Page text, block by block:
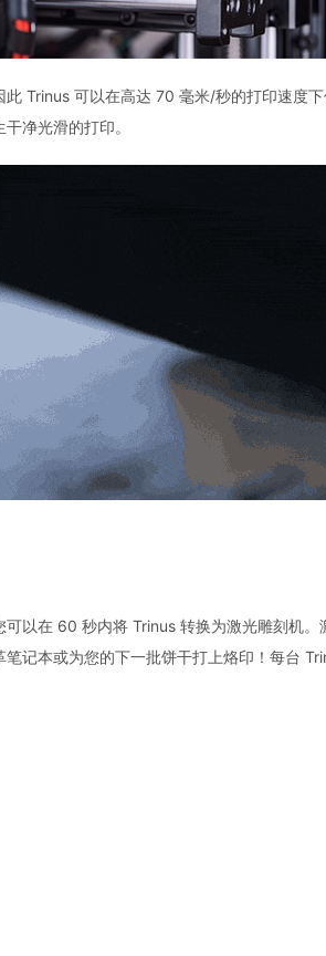
此 Trinus 可以在高达 70 毫米/秒的打印速度
净光滑的打印。
可以在 60 秒内将 Trinus 转换为激光雕刻机
记本或为您的下一批饼干打上烙印！每台